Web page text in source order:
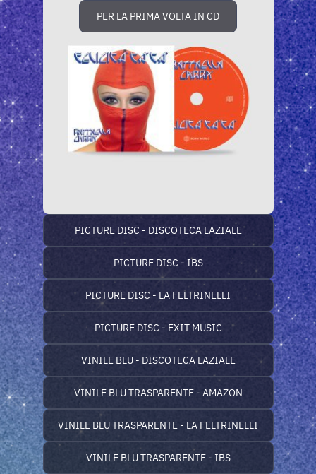
PER LA PRIMA VOLTA IN CD
PICTURE DISC - DISCOTECA LAZIALE
PICTURE DISC - IBS
PICTURE DISC - LA FELTRINELLI
PICTURE DISC - EXIT MUSIC
VINILE BLU - DISCOTECA LAZIALE
VINILE BLU TRASPARENTE - AMAZON
VINILE BLU TRASPARENTE - LA FELTRINELLI
VINILE BLU TRASPARENTE - IBS